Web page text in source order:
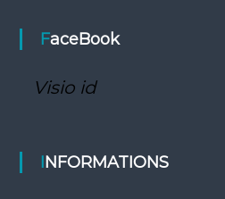
FaceBook
Visio id
INFORMATIONS